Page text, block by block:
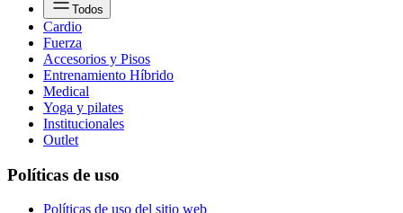
Todos
Cardio
Fuerza
Accesorios y Pisos
Entrenamiento Híbrido
Medical
Yoga y pilates
Institucionales
Outlet
Políticas de uso
Políticas de uso del sitio web